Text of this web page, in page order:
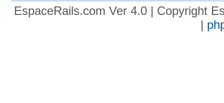
EspaceRails.com Ver 4.0 | Copyright
|